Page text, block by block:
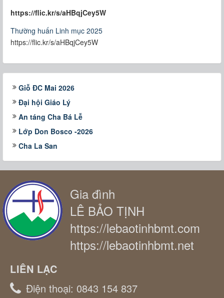
https://flic.kr/s/aHBqjCey5W
Thường huấn Linh mục 2025
https://flic.kr/s/aHBqjCey5W
Giỗ ĐC Mai 2026
Đại hội Giáo Lý
An táng Cha Bá Lễ
Lớp Don Bosco -2026
Cha La San
Gia đình
LÊ BẢO TỊNH
https://lebaotinhbmt.com
https://lebaotinhbmt.net
LIÊN LẠC
Điện thoại: 0843 154 837